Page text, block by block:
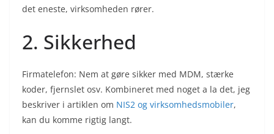
det eneste, virksomheden rører.
2. Sikkerhed
Firmatelefon: Nem at gøre sikker med MDM, stærke
koder, fjernslet osv. Kombineret med noget a la det, jeg
beskriver i artiklen om NIS2 og virksomhedsmobiler,
kan du komme rigtig langt.